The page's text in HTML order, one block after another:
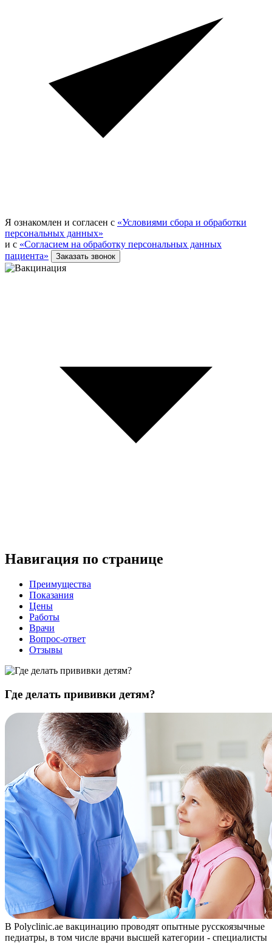
Я ознакомлен и согласен с «Условиями сбора и обработки
персональных данных»
и с «Согласием на обработку персональных данных
пациента»
Заказать звонок
Навигация по странице
Преимущества
Показания
Цены
Работы
Врачи
Вопрос-ответ
Отзывы
Где делать прививки детям?
В Polyclinic.ae вакцинацию проводят опытные русскоязычные
педиатры, в том числе врачи высшей категории - специалисты